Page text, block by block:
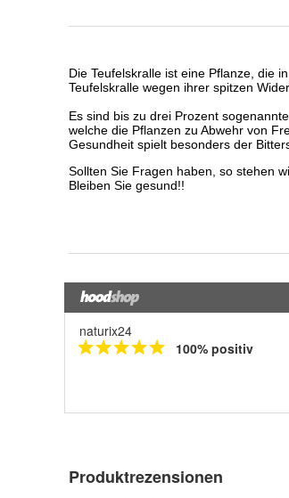
naturix24
100% positiv
Produktrezensionen